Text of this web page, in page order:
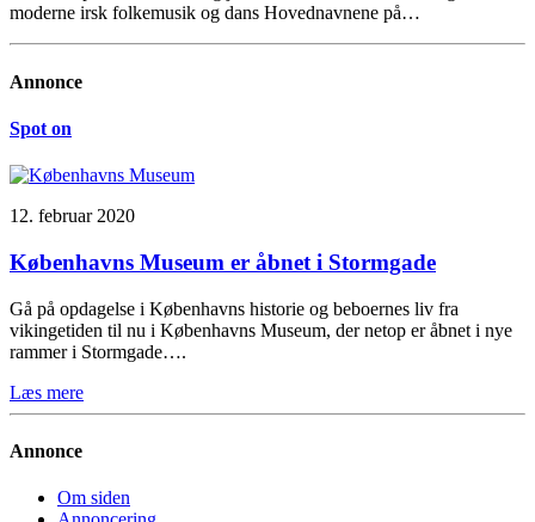
moderne irsk folkemusik og dans Hovednavnene på…
Annonce
Spot on
12. februar 2020
Københavns Museum er åbnet i Stormgade
Gå på opdagelse i Københavns historie og beboernes liv fra
vikingetiden til nu i Københavns Museum, der netop er åbnet i nye
rammer i Stormgade….
Læs mere
Annonce
Om siden